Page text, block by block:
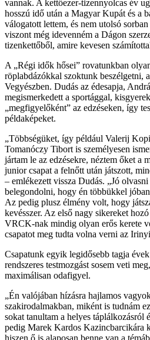
vannak. A kettőezer-tizennyolcas év
hosszú idő után a Magyar Kupát és a
válogatott lettem, és nem utolsó
viszont még idevenném a Dágon
tizenkettőből, amire kevesen
A „Régi idők hősei” rovatunkban
röplabdázókkal szoktunk beszélgetni,
Vegyészben. Dudás az édesapja,
megismerkedett a sportággal,
„megfigyelőként” az edzéseken, így
példaképeket.
„Többségüket, így például Valerij
Tomanóczy Tibort is személyesen
jártam le az edzésekre, néztem őket a
junior csapat a felnőtt után játszott,
– emlékezett vissza Dudás. „Jó
belegondolni, hogy én többükkel
Az pedig plusz élmény volt, hogy
kevésszer. Az első nagy sikereket
VRCK-nak mindig olyan erős kerete
csapatot meg tudta volna verni az
Csapatunk egyik legidősebb tagja
rendszeres testmozgást sosem veti
maximálisan odafigyel.
„Én valójában hízásra hajlamos
szakirodalmakban, miként is tudnám
sokat tanultam a helyes táplálkozásról
pedig Marek Kardos Kazincbarcikára